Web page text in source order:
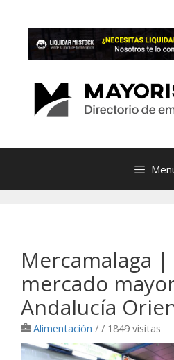
contenido
Mercamalaga |
mercado
Andalucía
Alimentación / / 1849 visitas